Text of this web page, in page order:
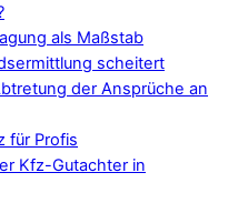
als Maßstab
scheitert
der Ansprüche an
für Profis
Kfz-Gutachter in